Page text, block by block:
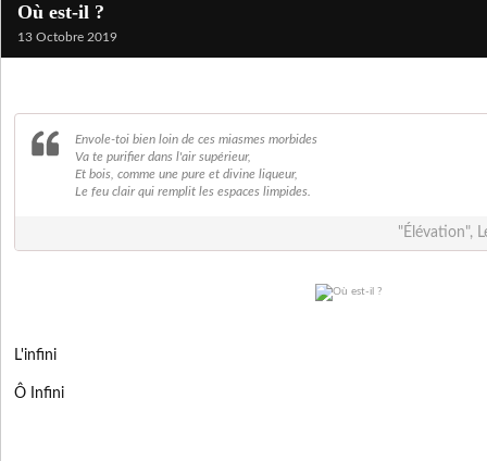
Où est-il ?
13 Octobre 2019
Envole-toi bien loin de ces miasmes morbides
Va te purifier dans l'air supérieur,
Et bois, comme une pure et divine liqueur,
Le feu clair qui remplit les espaces limpides.
"Élévation",
L'infini
Ô Infini